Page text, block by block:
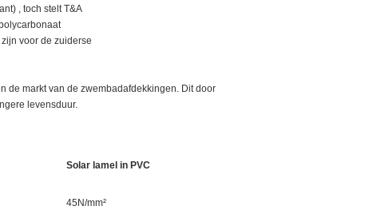
, toch stelt T&A
voor de zuiderse
de markt van de zwembadafdekkingen. Dit door
levensduur.
Solar lamel in PVC
45N/mm²